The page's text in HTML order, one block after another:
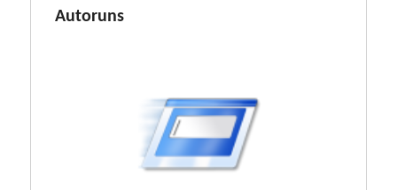
Браузеры
Интернет и сети
Autoruns